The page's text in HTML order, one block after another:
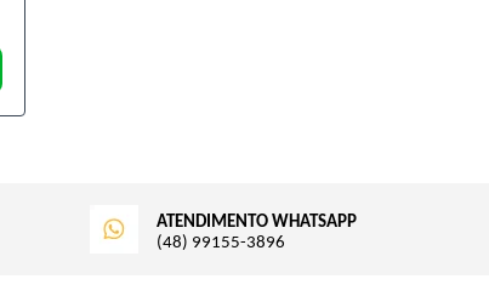
ATENDIMENTO WHATSAPP
(48) 99155-3896